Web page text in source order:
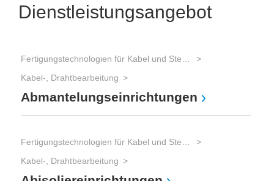
Dienstleistungsangebot
Kabel-, Drahtbearbeitung
Abmantelungseinrichtungen
Kabel-, Drahtbearbeitung